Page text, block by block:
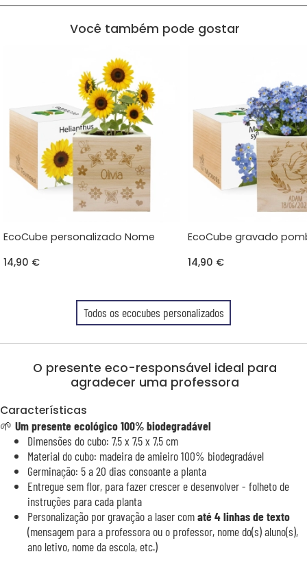
Você também pode gostar
EcoCube personalizado Nome
14,90 €
EcoCube gravado
14,90 €
Todos os ecocubes personalizados
O presente eco-responsável ideal para
agradecer uma professora
Características
🌱 Um presente ecológico 100% biodegradável
Dimensões do cubo: 7,5 x 7,5 x 7,5 cm
Material do cubo: madeira de amieiro 100% biodegradável
Germinação: 5 a 20 dias consoante a planta
Entregue sem flor, para fazer crescer e desenvolver - folheto de
instruções para cada planta
Personalização por gravação a laser comaté 4 linhas de texto
(mensagem para a professora ou o professor, nome do(s) aluno(s),
ano letivo, nome da escola, etc.)